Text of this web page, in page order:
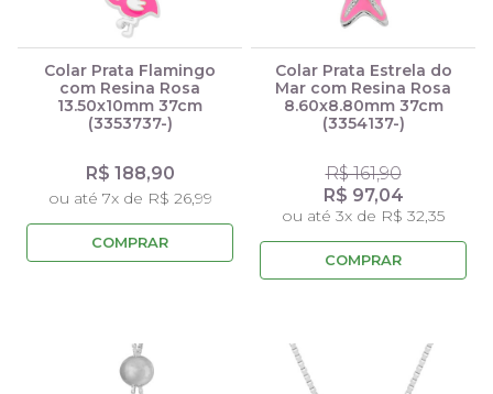
Colar Prata Flamingo
com Resina Rosa
13.50x10mm 37cm
(3353737-)
R$ 188,90
ou até 7x de R$ 26,99
COMPRAR
Colar Prata Estrela do
Mar com Resina Rosa
8.60x8.80mm 37cm
(3354137-)
R$ 161,90
R$ 97,04
ou até 3x de R$ 32,35
COMPRAR